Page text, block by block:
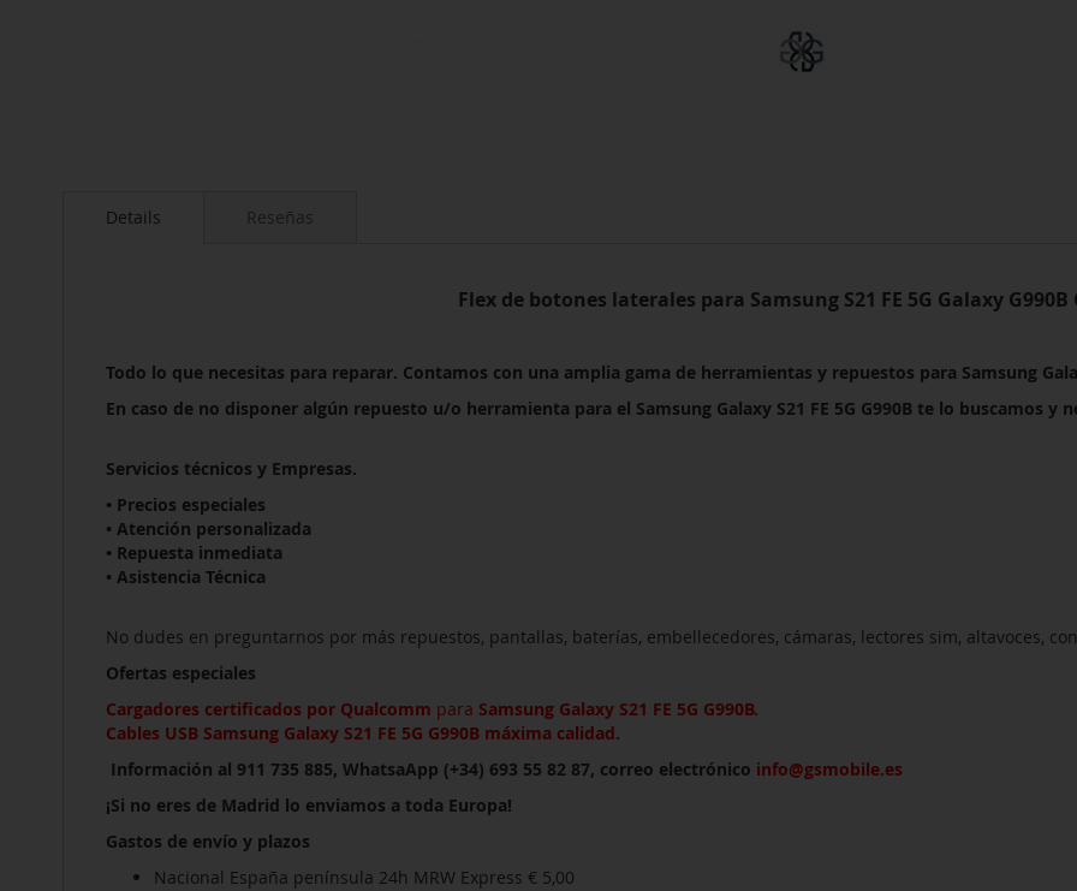
comienzo
Details
Flex de botones laterales para Samsung S21 FE 5G Galaxy
Todo lo que necesitas para reparar. Contamos con una amplia gama de herramientas y repuestos para Samsung
En caso de no disponer algún repuesto u/o herramienta para el Samsung Galaxy S21 FE 5G G990B te lo buscamos y
Servicios técnicos y Empresas.
• Precios especiales
• Atención personalizada
• Repuesta inmediata
• Asistencia Técnica
No dudes en preguntarnos por más repuestos, pantallas, baterías, embellecedores, cámaras, lectores sim, altavoces,
Ofertas especiales
Cargadores certificados por Qualcomm para Samsung Galaxy S21 FE 5G G990B.
Cables USB Samsung Galaxy S21 FE 5G G990B máxima calidad.
Información al 911 735 885, WhatsaApp (+34) 693 55 82 87, correo electrónico info@gsmobile.es
¡Si no eres de Madrid lo enviamos a toda Europa!
Gastos de envío y plazos
Nacional España península 24h MRW Express € 5,00
Reseñas